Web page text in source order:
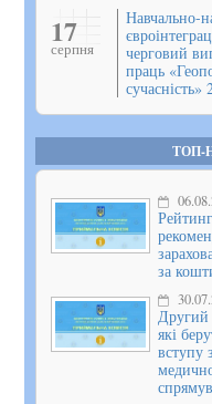
17
серпня
Навчально-
черговий
праць
ТОП-
за
Другий
які
вступу